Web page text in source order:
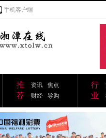
手机客户端
推
荐
资讯
焦点
财经
导购
行
业